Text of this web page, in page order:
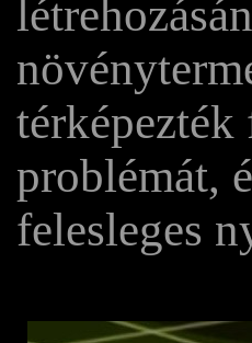
térképezték
problémát,
felesleges